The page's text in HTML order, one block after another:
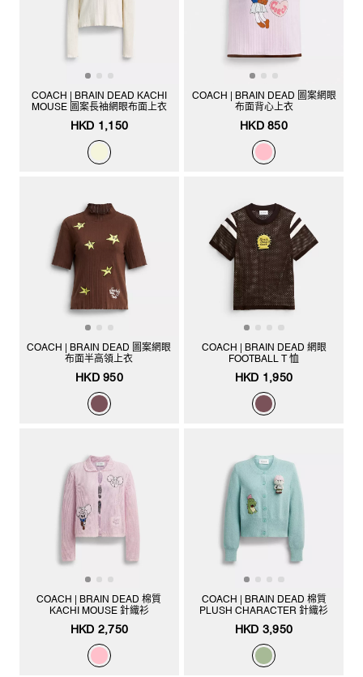
COACH | BRAIN DEAD KACHI
MOUSE 圖案長袖網眼布面上衣
HKD 1,150
COACH | BRAIN DEAD 圖案網眼
布面背心上衣
HKD 850
COACH | BRAIN DEAD 圖案網眼
布面半高領上衣
HKD 950
COACH | BRAIN DEAD 網眼
FOOTBALL T 恤
HKD 1,950
COACH | BRAIN DEAD 棉質
KACHI MOUSE 針織衫
HKD 2,750
COACH | BRAIN DEAD 棉質
PLUSH CHARACTER 針織衫
HKD 3,950